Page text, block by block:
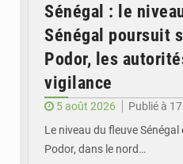
Sénégal : le
Sénégal poursuit
Podor, les
vigilance
5 août 2026
Publié à
Le niveau du fleuve
Podor, dans le nord…